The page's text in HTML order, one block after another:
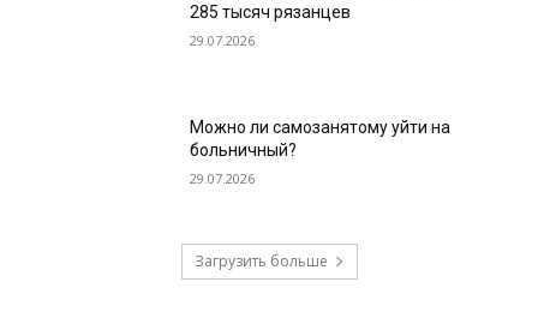
285 тысяч рязанцев
29.07.2026
Можно ли самозанятому уйти на
больничный?
29.07.2026
Загрузить больше